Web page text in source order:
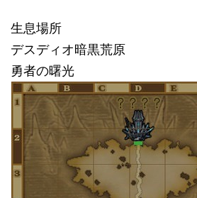
生息場所
デスディオ暗黒荒原
勇者の曙光